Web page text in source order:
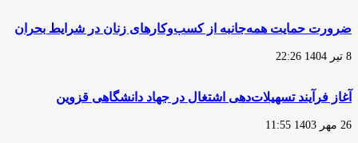
ضرورت حمایت همه‌جانبه از کسب‌وکارهای زنان در شرایط بحران
8 تیر 1404 22:26
آغاز فرآیند تسهیلات‌دهی اشتغال در جهاد دانشگاهی قزوین
26 مهر 1403 11:55